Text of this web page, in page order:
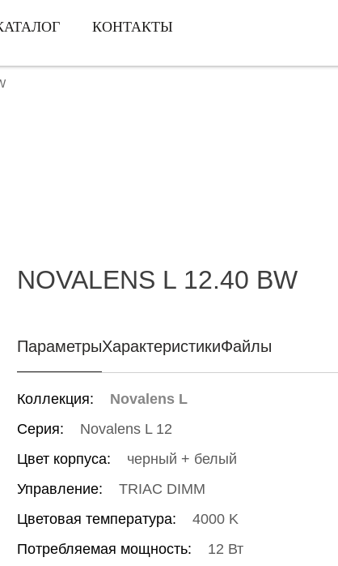
КОНТАКТЫ
NOVALENS L 12.40 BW
ПараметрыХарактеристикиФайлы
Коллекция:
Novalens L
Серия:
Novalens L 12
Цвет корпуса:
черный + белый
Управление:
TRIAC DIMM
Цветовая температура:
4000 K
Потребляемая мощность:
12 Вт